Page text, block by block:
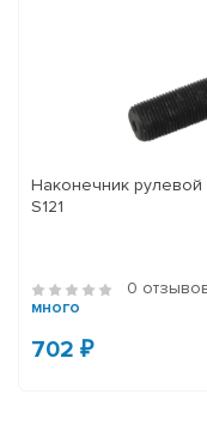
Наконечник рулевой
S121
0
много
702 ₽